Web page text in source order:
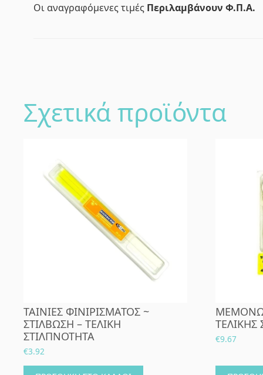
Οι αναγραφόμενες τιμές Περιλαμβάνουν Φ.Π.Α.
Σχετικά προϊόντα
ΤΑΙΝΙΕΣ ΦΙΝΙΡΙΣΜΑΤΟΣ ~
ΣΤΙΛΒΩΣΗ – ΤΕΛΙΚΗ
ΣΤΙΛΠΝΟΤΗΤΑ
€3.92
ΤΕΛΙΚΗΣ
€9.67